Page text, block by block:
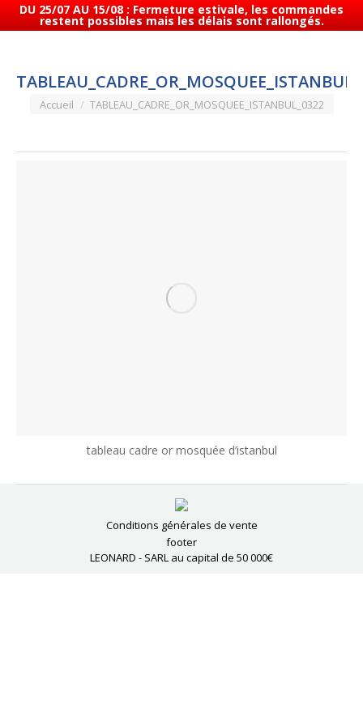
DU 25/07 AU 15/08 : Fermeture estivale, les commandes
restent possibles mais les délais sont rallongés.
Vous êtes ici :
Accueil TABLEAU_CADRE_OR_MOSQUEE_ISTANBUL_0322
tableau cadre or mosquée d’istanbul
Conditions générales de vente
footer
LEONARD - SARL au capital de 50 000€